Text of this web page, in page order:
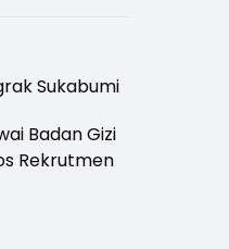
Sukabumi
Badan Gizi
Rekrutmen